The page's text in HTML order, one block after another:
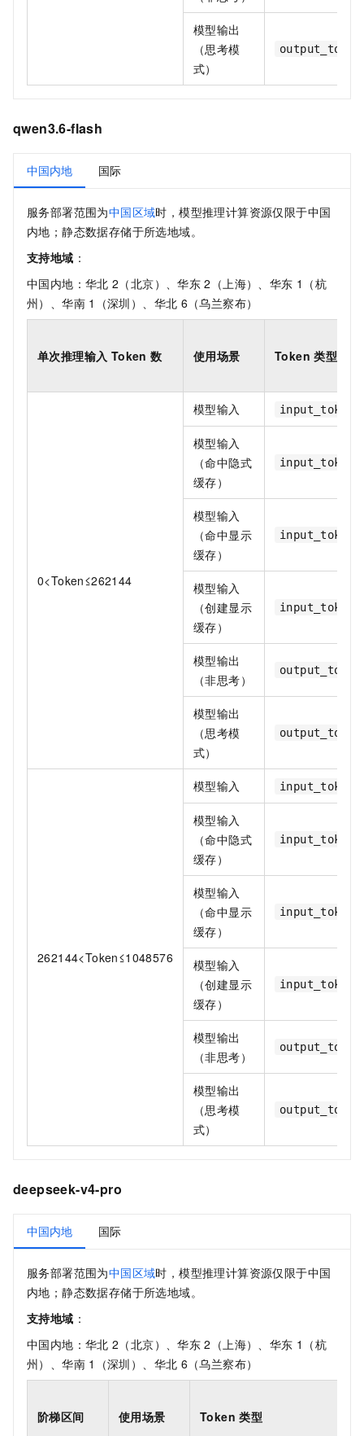
模型输出
（思考模
式）
qwen3.6-flash
中国内地 国际
服务部署范围为中国区域时，模型推理计算资源仅限于中国
内地；静态数据存储于所选地域。
支持地域 ：
中国内地：华北 2（北京）、华东 2（上海）、华东 1（杭
州）、华南 1（深圳）、华北 6（乌兰察布）
单次推理输入 Token 数 使用场景 Token 类型
0<Token≤262144
模型输入
模型输入
（命中隐式
缓存）
模型输入
（命中显示
缓存）
模型输入
（创建显示
缓存）
模型输出
（非思考）
模型输出
（思考模
式）
262144<Token≤1048576
模型输入
模型输入
（命中隐式
缓存）
模型输入
（命中显示
缓存）
模型输入
（创建显示
缓存）
模型输出
（非思考）
模型输出
（思考模
式）
deepseek-v4-pro
中国内地 国际
服务部署范围为中国区域时，模型推理计算资源仅限于中国
内地；静态数据存储于所选地域。
支持地域 ：
中国内地：华北 2（北京）、华东 2（上海）、华东 1（杭
州）、华南 1（深圳）、华北 6（乌兰察布）
阶梯区间 使用场景 Token 类型